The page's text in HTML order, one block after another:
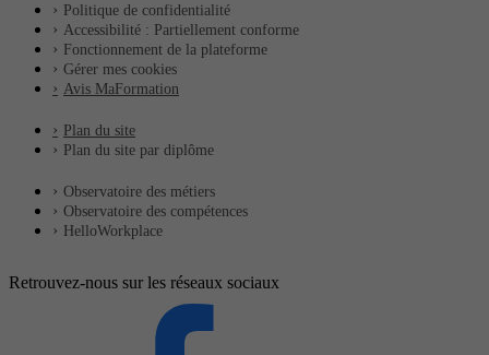
Politique de confidentialité
Accessibilité : Partiellement conforme
Fonctionnement de la plateforme
Gérer mes cookies
Avis MaFormation
Plan du site
Plan du site par diplôme
Observatoire des métiers
Observatoire des compétences
HelloWorkplace
Retrouvez-nous sur les réseaux sociaux